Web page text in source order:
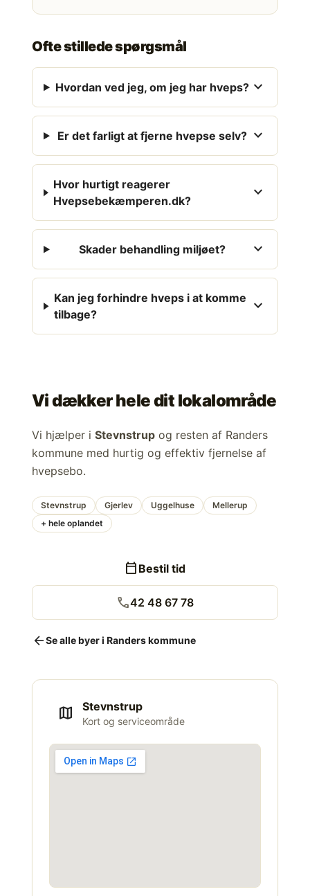
Ofte stillede spørgsmål
Hvordan ved jeg, om jeg har hveps? expand_more
Er det farligt at fjerne hvepse selv? expand_more
Hvor hurtigt reagerer
Hvepsebekæmperen.dk?
expand_more
Skader behandling miljøet? expand_more
Kan jeg forhindre hveps i at komme
tilbage?
expand_more
Vi dækker hele dit lokalområde
Vi hjælper i Stevnstrup og resten af Randers
kommune med hurtig og effektiv fjernelse af
hvepsebo.
Stevnstrup Gjerlev Uggelhuse
Mellerup
+ hele oplandet
calendar_today Bestil tid
call42 48 67 78
arrow_backSe alle byer i Randers kommune
map Stevnstrup
Kort og serviceområde